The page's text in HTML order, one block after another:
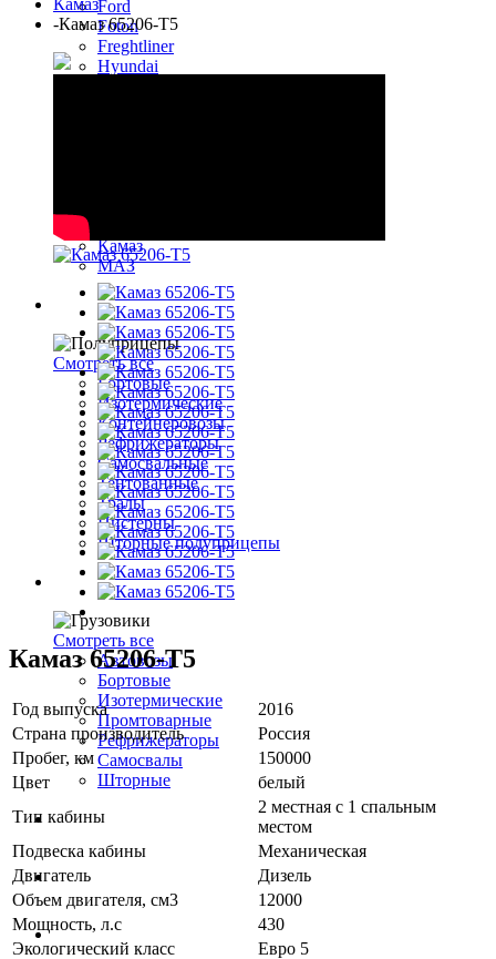
Ford
Foton
Freghtliner
Hyundai
Камаз
МАЗ
Полуприцепы
Смотреть все
Бортовые
Изотермические
Контейнеровозы
Рефрижераторы
Самосвальные
Тентованные
Тралы
Цистерны
Шторные полуприцепы
Грузовики
Смотреть все
Автовозы
Бортовые
Изотермические
Промтоварные
Рефрижераторы
Самосвалы
Шторные
Коммерческие авто
Автобусы
Спецтехника
Камаз
-Камаз 65206-Т5
Камаз 65206-Т5
Год выпуска
2016
Страна производитель
Россия
Пробег, км
150000
Цвет
белый
Тип кабины
2 местная с 1 спальным
местом
Подвеска кабины
Механическая
Двигатель
Дизель
Объем двигателя, см3
12000
Мощность, л.с
430
Экологический класс
Евро 5